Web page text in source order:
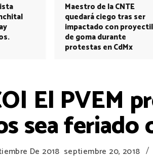
Maestro de la CNTE
quedará ciego tras ser
impactado con proyectil
de goma durante
protestas en CdMx
El PVEM
sea feriado
De 2018 septiembre 20, 2018 /